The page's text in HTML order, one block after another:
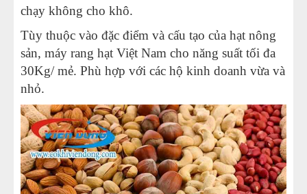
chạy không cho khô.
Tùy thuộc vào đặc điểm và cấu tạo của hạt nông
sản, máy rang hạt Việt Nam cho năng suất tối đa
30Kg/ mẻ. Phù hợp với các hộ kinh doanh vừa và
nhỏ.